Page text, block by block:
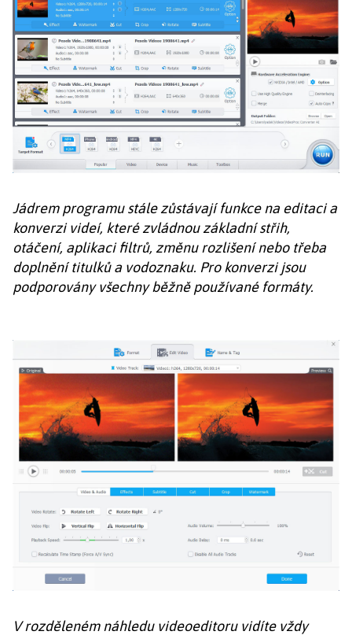
Jádrem programu stále zůstávají funkce na editaci a
konverzi videí, které zvládnou základní střih,
otáčení, aplikaci filtrů, změnu rozlišení nebo třeba
doplnění titulků a vodoznaku. Pro konverzi jsou
podporovány všechny běžně používané formáty.
V rozděleném náhledu videoeditoru vidíte vždy